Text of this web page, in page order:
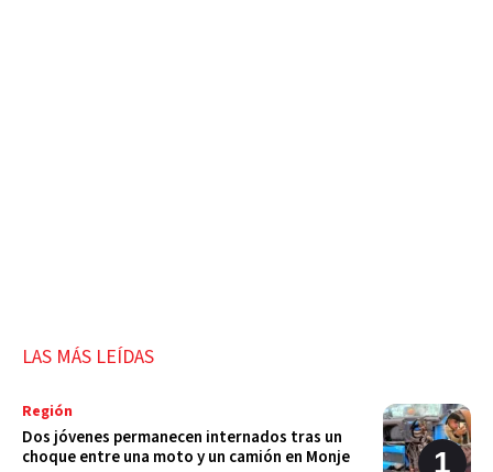
LAS MÁS LEÍDAS
Región
Dos jóvenes permanecen internados tras un
choque entre una moto y un camión en Monje